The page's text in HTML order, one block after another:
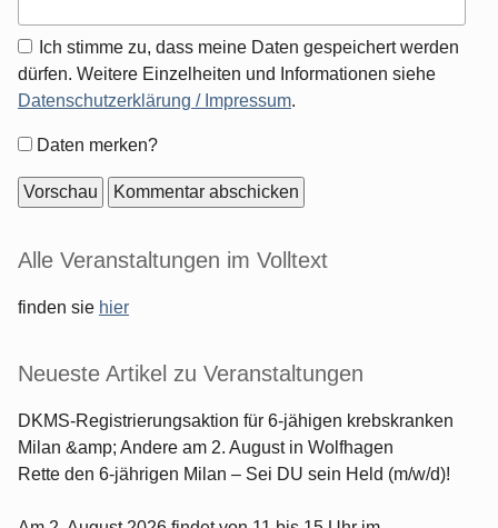
Ich stimme zu, dass meine Daten gespeichert werden
dürfen. Weitere Einzelheiten und Informationen siehe
Datenschutzerklärung / Impressum.
Formular-
Daten merken?
Seitenleiste
Alle Veranstaltungen im Volltext
finden sie hier
Neueste Artikel zu Veranstaltungen
DKMS-Registrierungsaktion für 6-jähigen krebskranken
Milan &amp; Andere am 2. August in Wolfhagen
Rette den 6-jährigen Milan – Sei DU sein Held (m/w/d)!